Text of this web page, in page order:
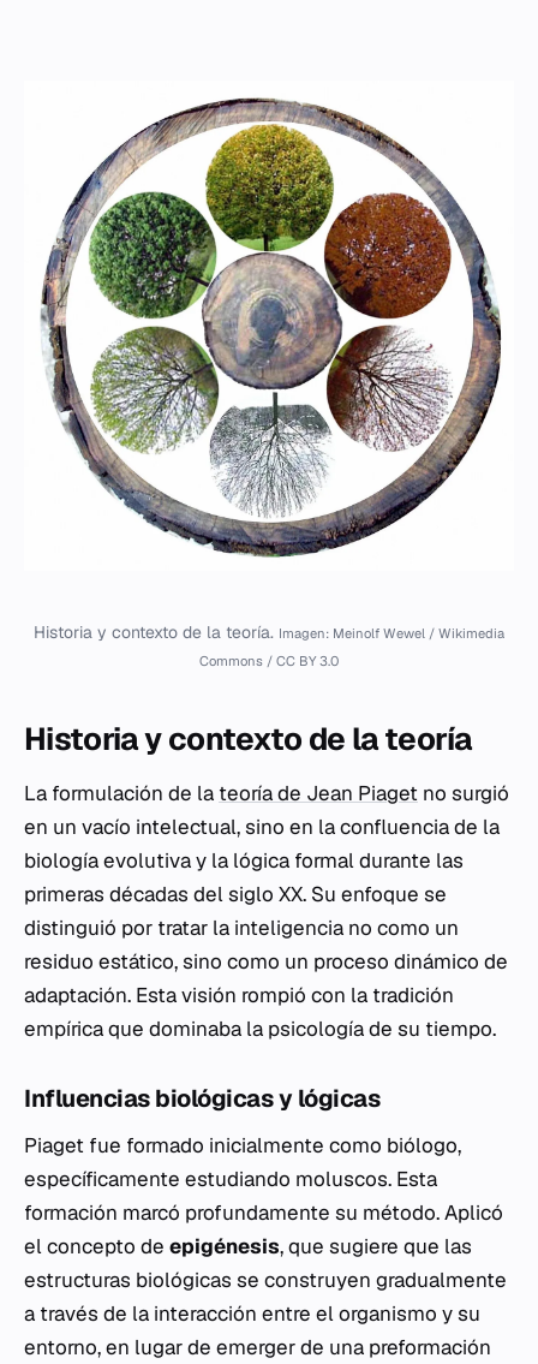
Historia y contexto de la teoría. Imagen: Meinolf Wewel / Wikimedia
Commons / CC BY 3.0
Historia y contexto de la teoría
La formulación de la teoría de Jean Piaget no surgió
en un vacío intelectual, sino en la confluencia de la
biología evolutiva y la lógica formal durante las
primeras décadas del siglo XX. Su enfoque se
distinguió por tratar la inteligencia no como un
residuo estático, sino como un proceso dinámico de
adaptación. Esta visión rompió con la tradición
empírica que dominaba la psicología de su tiempo.
Influencias biológicas y lógicas
Piaget fue formado inicialmente como biólogo,
específicamente estudiando moluscos. Esta
formación marcó profundamente su método. Aplicó
el concepto de epigénesis, que sugiere que las
estructuras biológicas se construyen gradualmente
a través de la interacción entre el organismo y su
entorno, en lugar de emerger de una preformación